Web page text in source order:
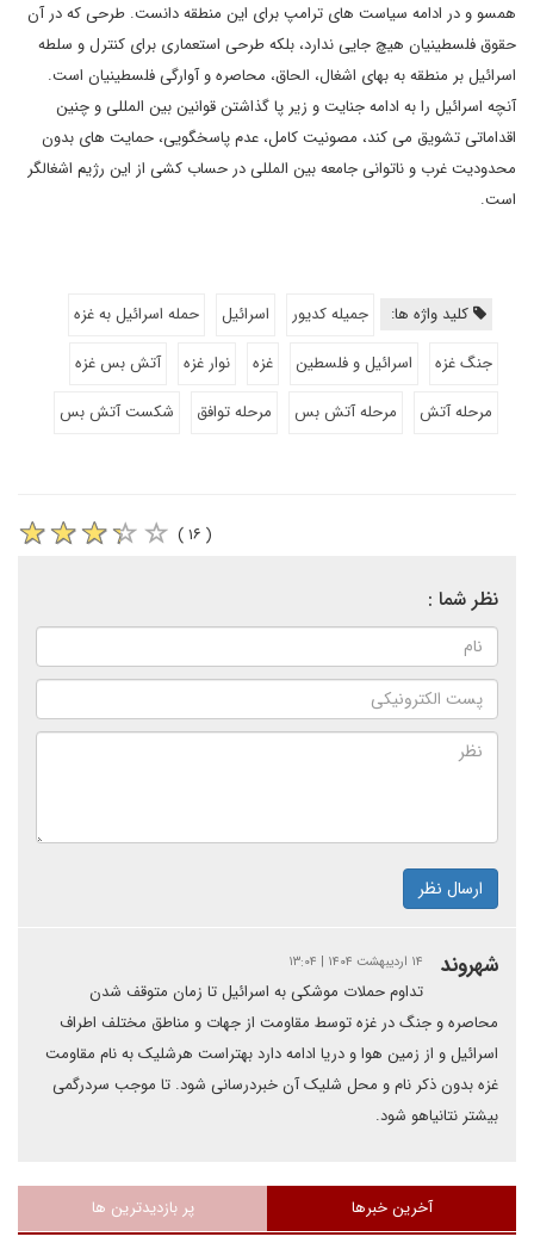
همسو و در ادامه سیاست های ترامپ برای این منطقه دانست. طرحی که در آن
حقوق فلسطینیان هیچ جایی ندارد، بلکه طرحی استعماری برای کنترل و سلطه
اسرائیل بر منطقه به بهای اشغال، الحاق، محاصره و آوارگی فلسطینیان است.
آنچه اسرائیل را به ادامه جنایت و زیر پا گذاشتن قوانین بین المللی و چنین
اقداماتی تشویق می کند، مصونیت کامل، عدم پاسخگویی، حمایت های بدون
محدودیت غرب و ناتوانی جامعه بین المللی در حساب کشی از این رژیم اشغالگر
است.
کلید واژه ها: جمیله کدیور اسرائیل
حمله اسرائیل به غزه
جنگ غزه
اسرائیل و فلسطین غزه نوار غزه
آتش بس غزه
مرحله آتش
مرحله آتش بس مرحله توافق شکست آتش بس
( ۱۶ )
نظر شما :
ارسال نظر
شهروند ۱۴ اردیبهشت ۱۴۰۴ | ۱۳:۰۴
تداوم حملات موشکی به اسرائیل تا زمان متوقف شدن
محاصره و جنگ در غزه توسط مقاومت از جهات و مناطق مختلف اطراف
اسرائیل و از زمین هوا و دریا ادامه دارد بهتراست هرشلیک به نام مقاومت
غزه بدون ذکر نام و محل شلیک آن خبردرسانی شود. تا موجب سردرگمی
بیشتر نتانیاهو شود.
آخرین خبرها پر بازدیدترین ها